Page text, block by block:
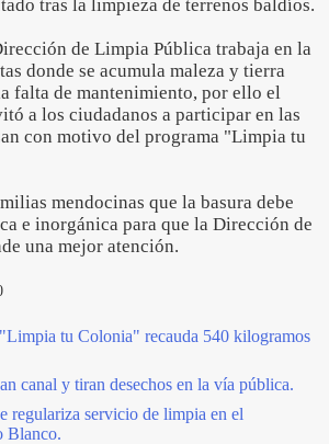
tras la limpieza de terrenos baldíos.
de Limpia Pública trabaja en la
donde se acumula maleza y tierra
falta de mantenimiento, por ello el
a los ciudadanos a participar en las
con motivo del programa "Limpia tu
mendocinas que la basura debe
e inorgánica para que la Dirección de
una mejor atención.
tu Colonia" recauda 540 kilogramos
canal y tiran desechos en la vía pública.
regulariza servicio de limpia en el
Blanco.